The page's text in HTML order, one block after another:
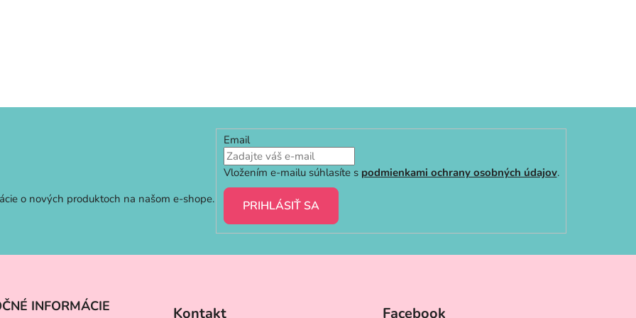
o nových produktoch na našom e-shope.
Email
Vložením e-mailu súhlasíte s podmienkami ochrany osobných údajov.
PRIHLÁSIŤ SA
INFORMÁCIE Kontakt Facebook